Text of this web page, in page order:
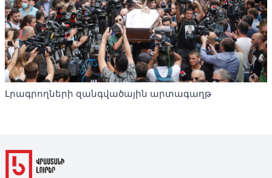
Լրագրողների զանգվածային արտագաղթ